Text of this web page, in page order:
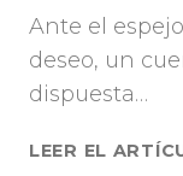
Ante el
deseo, un
dispuesta…
LEER EL